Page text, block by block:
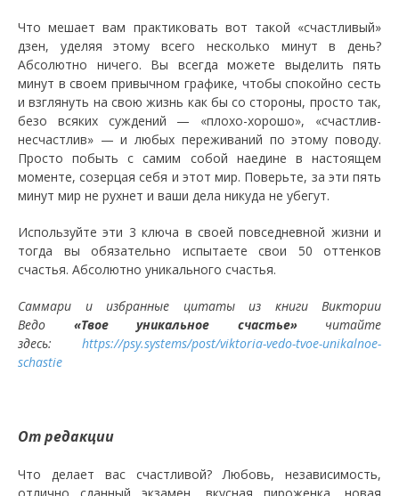
Что мешает вам практиковать вот такой «счастливый»
дзен, уделяя этому всего несколько минут в день?
Абсолютно ничего. Вы всегда можете выделить пять
минут в своем привычном графике, чтобы спокойно сесть
и взглянуть на свою жизнь как бы со стороны, просто так,
безо всяких суждений — «плохо-хорошо», «счастлив-
несчастлив» — и любых переживаний по этому поводу.
Просто побыть с самим собой наедине в настоящем
моменте, созерцая себя и этот мир. Поверьте, за эти пять
минут мир не рухнет и ваши дела никуда не убегут.
Используйте эти 3 ключа в своей повседневной жизни и
тогда вы обязательно испытаете свои 50 оттенков
счастья. Абсолютно уникального счастья.
Саммари и избранные цитаты из книги Виктории
Ведо «Твое уникальное счастье» читайте
здесь: https://psy.systems/post/viktoria-vedo-tvoe-unikalnoe-
schastie
От редакции
Что делает вас счастливой? Любовь, независимость,
отлично сданный экзамен, вкусная пироженка, новая